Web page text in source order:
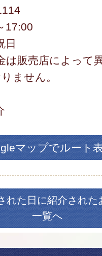
17:00
日
は販売店によって
ません。
マップでルート
れた日に紹介された
一覧へ